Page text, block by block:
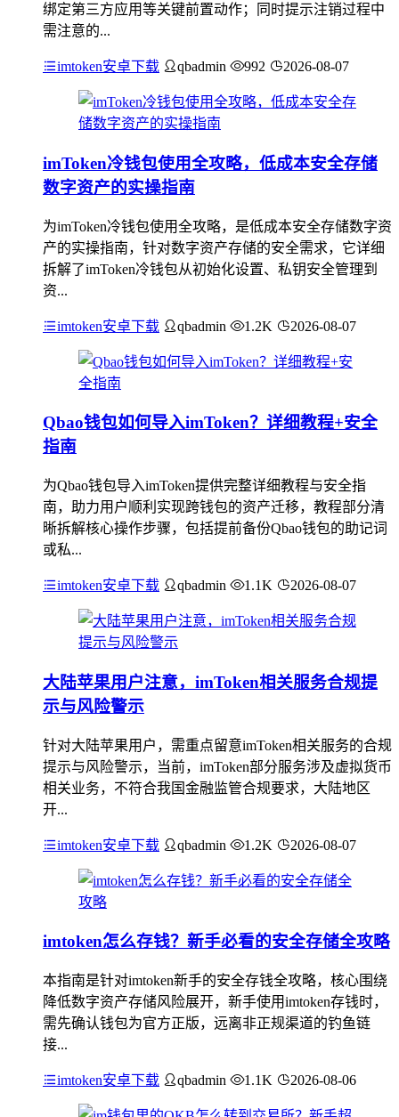
绑定第三方应用等关键前置动作；同时提示注销过程中
需注意的...
imtoken安卓下载 qbadmin 992 2026-08-07
imToken冷钱包使用全攻略，低成本安全存储
数字资产的实操指南
为imToken冷钱包使用全攻略，是低成本安全存储数字资
产的实操指南，针对数字资产存储的安全需求，它详细
拆解了imToken冷钱包从初始化设置、私钥安全管理到
资...
imtoken安卓下载 qbadmin 1.2K 2026-08-07
Qbao钱包如何导入imToken？详细教程+安全
指南
为Qbao钱包导入imToken提供完整详细教程与安全指
南，助力用户顺利实现跨钱包的资产迁移，教程部分清
晰拆解核心操作步骤，包括提前备份Qbao钱包的助记词
或私...
imtoken安卓下载 qbadmin 1.1K 2026-08-07
大陆苹果用户注意，imToken相关服务合规提
示与风险警示
针对大陆苹果用户，需重点留意imToken相关服务的合规
提示与风险警示，当前，imToken部分服务涉及虚拟货币
相关业务，不符合我国金融监管合规要求，大陆地区
开...
imtoken安卓下载 qbadmin 1.2K 2026-08-07
imtoken怎么存钱？新手必看的安全存储全攻略
本指南是针对imtoken新手的安全存钱全攻略，核心围绕
降低数字资产存储风险展开，新手使用imtoken存钱时，
需先确认钱包为官方正版，远离非正规渠道的钓鱼链
接...
imtoken安卓下载 qbadmin 1.1K 2026-08-06